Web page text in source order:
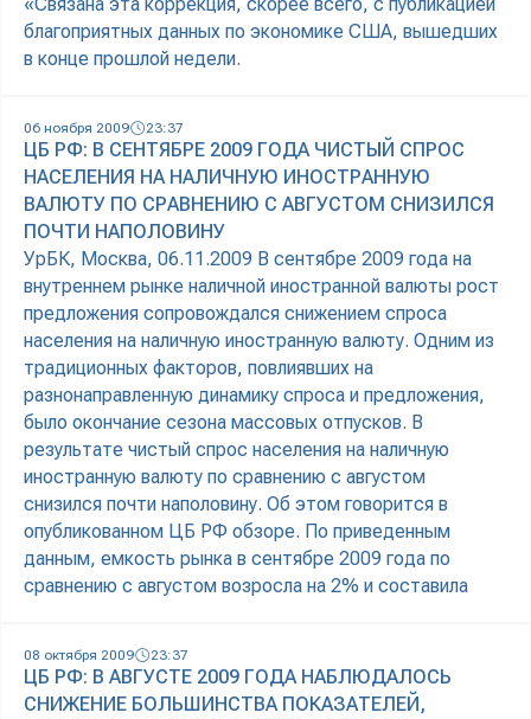
«Связана эта коррекция, скорее всего, с публикацией
благоприятных данных по экономике США, вышедших
в конце прошлой недели.
06 ноября 2009 23:37
ЦБ РФ: В СЕНТЯБРЕ 2009 ГОДА ЧИСТЫЙ СПРОС
НАСЕЛЕНИЯ НА НАЛИЧНУЮ ИНОСТРАННУЮ
ВАЛЮТУ ПО СРАВНЕНИЮ С АВГУСТОМ СНИЗИЛСЯ
ПОЧТИ НАПОЛОВИНУ
УрБК, Москва, 06.11.2009 В сентябре 2009 года на
внутреннем рынке наличной иностранной валюты рост
предложения сопровождался снижением спроса
населения на наличную иностранную валюту. Одним из
традиционных факторов, повлиявших на
разнонаправленную динамику спроса и предложения,
было окончание сезона массовых отпусков. В
результате чистый спрос населения на наличную
иностранную валюту по сравнению с августом
снизился почти наполовину. Об этом говорится в
опубликованном ЦБ РФ обзоре. По приведенным
данным, емкость рынка в сентябре 2009 года по
сравнению с августом возросла на 2% и составила
08 октября 2009 23:37
ЦБ РФ: В АВГУСТЕ 2009 ГОДА НАБЛЮДАЛОСЬ
СНИЖЕНИЕ БОЛЬШИНСТВА ПОКАЗАТЕЛЕЙ,